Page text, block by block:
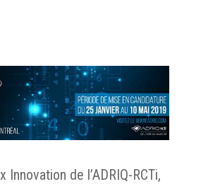
Innovation de l’ADRIQ-RCTi,